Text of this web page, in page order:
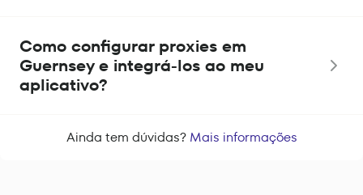
Como configurar proxies em
Guernsey e integrá-los ao meu
aplicativo?
Ainda tem dúvidas? Mais informações